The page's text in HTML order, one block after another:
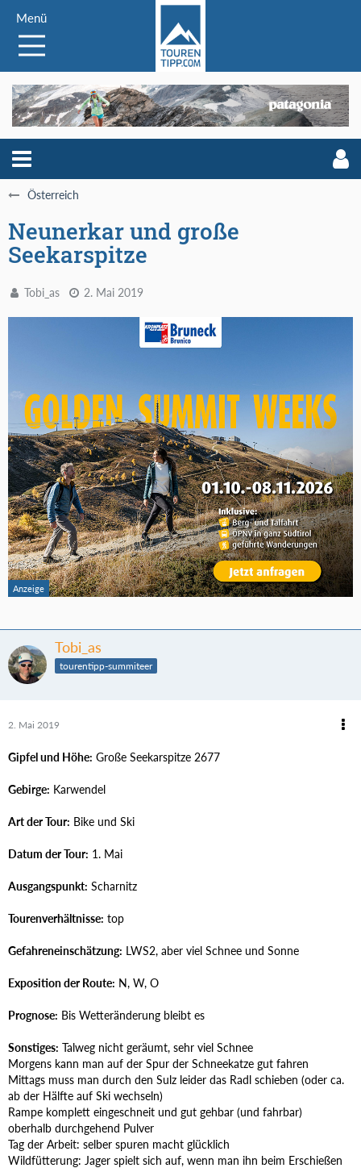
Menü
Österreich
Neunerkar und große
Seekarspitze
Tobi_as 2. Mai 2019
Tobi_as
tourentipp-summiteer
2. Mai 2019
Gipfel und Höhe: Große Seekarspitze 2677
Gebirge: Karwendel
Art der Tour: Bike und Ski
Datum der Tour: 1. Mai
Ausgangspunkt: Scharnitz
Tourenverhältnisse: top
Gefahreneinschätzung: LWS2, aber viel Schnee und Sonne
Exposition der Route: N, W, O
Prognose: Bis Wetteränderung bleibt es
Sonstiges: Talweg nicht geräumt, sehr viel Schnee
Morgens kann man auf der Spur der Schneekatze gut fahren
Mittags muss man durch den Sulz leider das Radl schieben (oder ca.
ab der Hälfte auf Ski wechseln)
Rampe komplett eingeschneit und gut gehbar (und fahrbar)
oberhalb durchgehend Pulver
Tag der Arbeit: selber spuren macht glücklich
Wildfütterung: Jager spielt sich auf, wenn man ihn beim Erschießen